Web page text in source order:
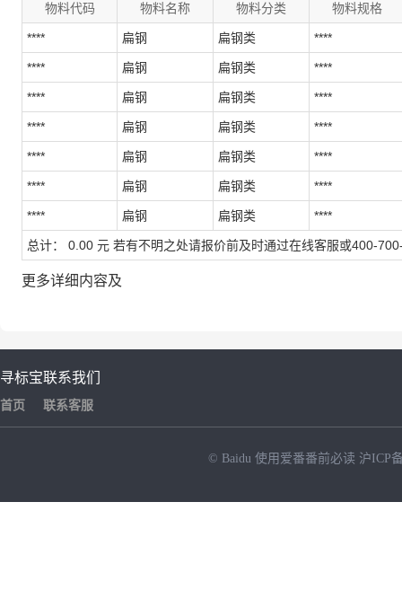
物料代码 物料名称 物料分类 物料规格
**** 扁钢 扁钢类 ****
**** 扁钢 扁钢类 ****
**** 扁钢 扁钢类 ****
**** 扁钢 扁钢类 ****
**** 扁钢 扁钢类 ****
**** 扁钢 扁钢类 ****
**** 扁钢 扁钢类 ****
总计： 0.00 元 若有不明之处请报价前及时通过在线客服或400-
更多详细内容及
寻标宝
首页
联系我们
联系客服
© Baidu 使用爱番番前必读 沪ICP